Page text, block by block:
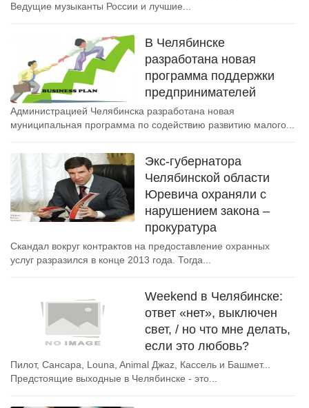
Ведущие музыканты России и лучшие...
В Челябинске
разработана новая
программа поддержки
предпринимателей
Администрацией Челябинска разработана новая
муниципальная программа по содействию развитию малого...
Экс-губернатора
Челябинской области
Юревича охраняли с
нарушением закона –
прокуратура
Скандал вокруг контрактов на предоставление охранных
услуг разразился в конце 2013 года. Тогда...
Weekend в Челябинске:
ответ «нет», выключен
свет, / но что мне делать,
если это любовь?
Пилот, Сансара, Louna, Animal Джаz, Кассель и Башмет...
Предстоящие выходные в Челябинске - это...